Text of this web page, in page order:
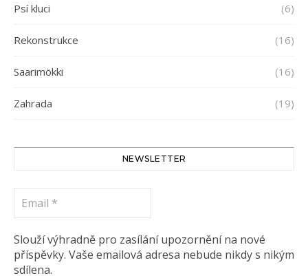
Psí kluci (6)
Rekonstrukce (16)
Saarimökki (16)
Zahrada (19)
NEWSLETTER
Slouží výhradně pro zasílání upozornění na nové
příspěvky. Vaše emailová adresa nebude nikdy s nikým
sdílena.